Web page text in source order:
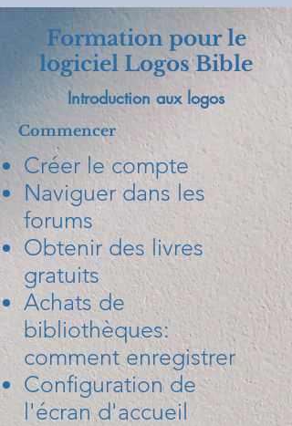
Formation pour le
logiciel Logos Bible
Introduction aux logos
Commencer
Créer le compte
Naviguer dans les
forums
Obtenir des livres
gratuits
Achats de
bibliothèques:
comment enregistrer
Configuration de
l'écran d'accueil